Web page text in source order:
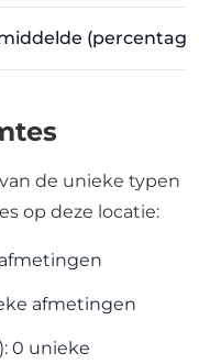
de unieke typen
op deze locatie:
afmetingen
0 unieke